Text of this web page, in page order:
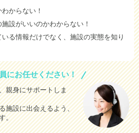
からない！
設がいいのかわからない！
る情報だけでなく、施設の実態を知り
にお任せください！
親身にサポートしま
施設に出会えるよう、
。